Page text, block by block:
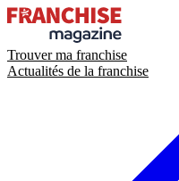
Trouver ma franchise
Actualités de la franchise